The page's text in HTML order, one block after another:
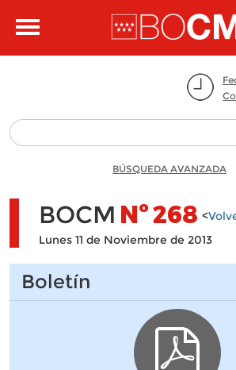
Toggle
BÚSQUEDA AVANZADA
BOCM Nº268 <
Lunes 11 de Noviembre de 2013
Boletín